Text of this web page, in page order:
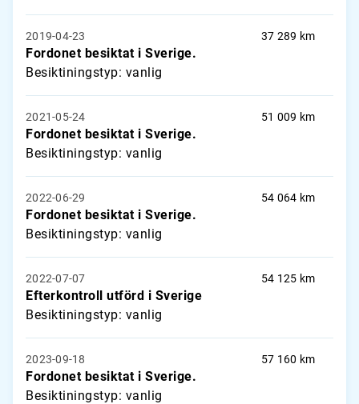
2019-04-23
Fordonet besiktat i Sverige.
Besiktiningstyp: vanlig
37 289 km
2021-05-24
Fordonet besiktat i Sverige.
Besiktiningstyp: vanlig
51 009 km
2022-06-29
Fordonet besiktat i Sverige.
Besiktiningstyp: vanlig
54 064 km
2022-07-07
Efterkontroll utförd i Sverige
Besiktiningstyp: vanlig
54 125 km
2023-09-18
Fordonet besiktat i Sverige.
Besiktiningstyp: vanlig
57 160 km